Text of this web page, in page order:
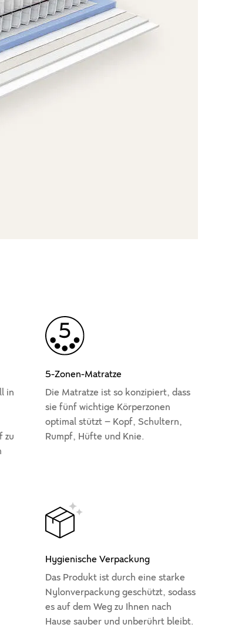
in
zu
5-Zonen-Matratze
Die Matratze ist so konzipiert, dass
sie fünf wichtige Körperzonen
optimal stützt – Kopf, Schultern,
Rumpf, Hüfte und Knie.
Hygienische Verpackung
Das Produkt ist durch eine starke
Nylonverpackung geschützt, sodass
es auf dem Weg zu Ihnen nach
Hause sauber und unberührt bleibt.